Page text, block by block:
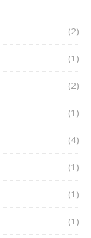
(2)
(1)
(2)
(1)
(4)
(1)
(1)
(1)